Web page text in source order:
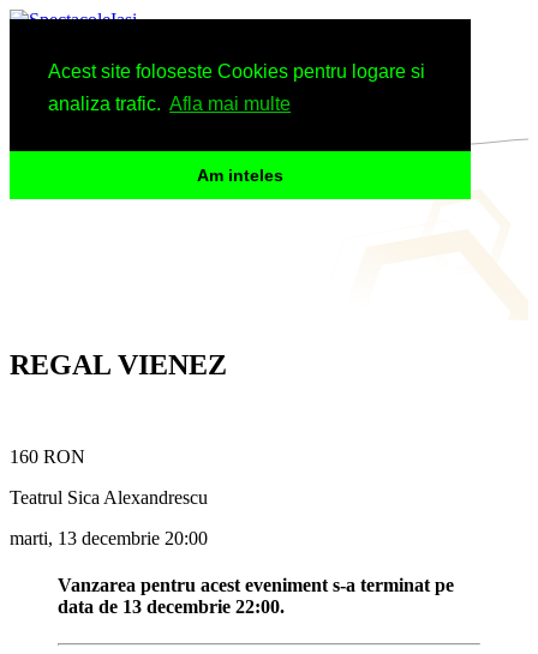
Acest site foloseste Cookies pentru logare si
analiza trafic. Afla mai multe
Am inteles
Spectacole
Arhiva
Informatii
REGAL VIENEZ
160 RON
Teatrul Sica Alexandrescu
marti, 13 decembrie 20:00
Vanzarea pentru acest eveniment s-a terminat pe
data de 13 decembrie 22:00.